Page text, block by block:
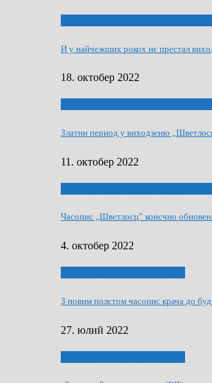
И у найчежших рокох нє престал
18. октобер 2022
Златни период у виходзеню
11. октобер 2022
Часопис „Шветлосц” конєчно
4. октобер 2022
З новим полєтом часопис крача до
27. юлий 2022